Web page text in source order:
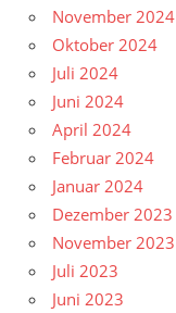
November 2024
Oktober 2024
Juli 2024
Juni 2024
April 2024
Februar 2024
Januar 2024
Dezember 2023
November 2023
Juli 2023
Juni 2023